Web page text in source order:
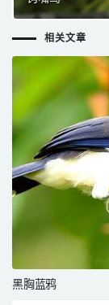
相关文章
黑胸蓝鸦